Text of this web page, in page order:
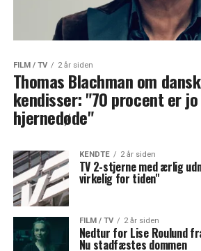
FILM / TV 2 år siden
Thomas Blachman om
kendisser: "70 procent er
hjernedøde"
KENDTE 2 år siden
TV 2-stjerne med ærlig
virkelig for tiden"
FILM / TV 2 år siden
Nedtur for Lise Roulund
Nu stadfæstes dommen